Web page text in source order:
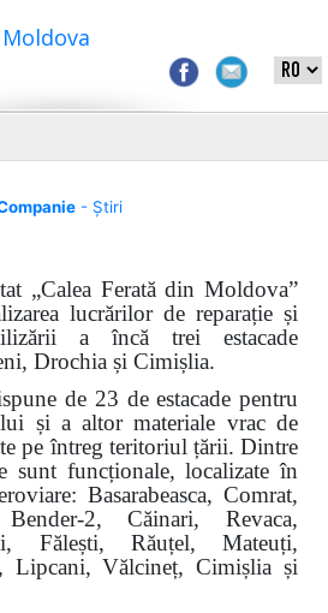
- Știri
„Calea Ferată din Moldova”
lucrărilor de reparație și
a încă trei estacade
Drochia și Cimișlia.
de 23 de estacade pentru
și a altor materiale vrac de
pe întreg teritoriul țării. Dintre
sunt funcționale, localizate în
Basarabeasca, Comrat,
2, Căinari, Revaca,
Fălești, Răuțel, Mateuți,
Lipcani, Vălcineț, Cimișlia și